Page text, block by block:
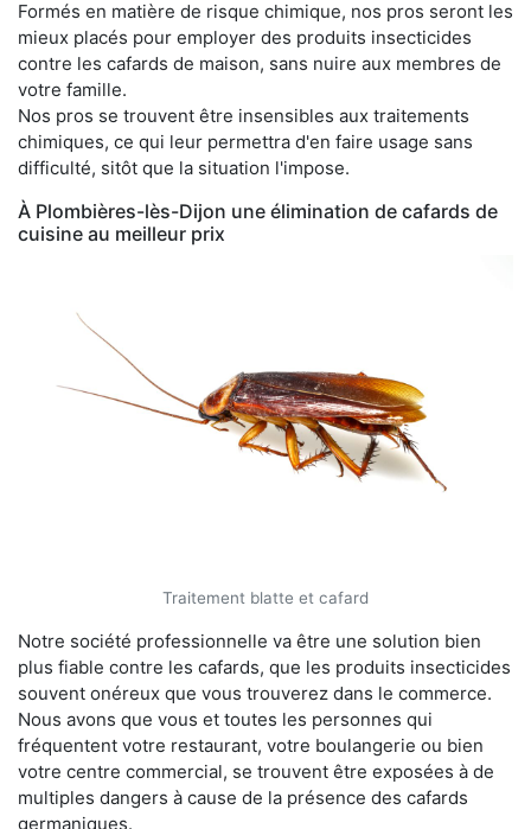
Formés en matière de risque chimique, nos pros seront les
mieux placés pour employer des produits insecticides
contre les cafards de maison, sans nuire aux membres de
votre famille.
Nos pros se trouvent être insensibles aux traitements
chimiques, ce qui leur permettra d'en faire usage sans
difficulté, sitôt que la situation l'impose.
À Plombières-lès-Dijon une élimination de cafards de
cuisine au meilleur prix
Traitement blatte et cafard
Notre société professionnelle va être une solution bien
plus fiable contre les cafards, que les produits insecticides
souvent onéreux que vous trouverez dans le commerce.
Nous avons que vous et toutes les personnes qui
fréquentent votre restaurant, votre boulangerie ou bien
votre centre commercial, se trouvent être exposées à de
multiples dangers à cause de la présence des cafards
germaniques.